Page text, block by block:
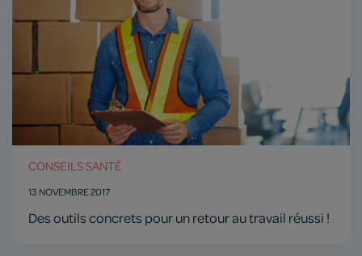
CONSEILS SANTÉ
13 NOVEMBRE 2017
Des outils concrets pour un retour au travail réussi !